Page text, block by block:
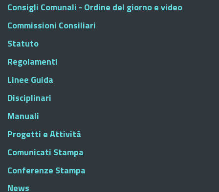
Consigli Comunali - Ordine del giorno e video
Commissioni Consiliari
Statuto
Regolamenti
Linee Guida
Disciplinari
Manuali
Progetti e Attività
Comunicati Stampa
Conferenze Stampa
News